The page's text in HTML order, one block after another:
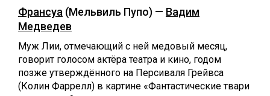
Франсуа (Мельвиль Пупо) — Вадим
Медведев
Муж Лии, отмечающий с ней медовый месяц,
говорит голосом актёра театра и кино, годом
позже утверждённого на Персиваля Грейвса
(Колин Фаррелл) в картине «Фантастические твари